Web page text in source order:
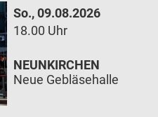
So., 09.08.2026
18.00 Uhr
NEUNKIRCHEN
Neue Gebläsehalle